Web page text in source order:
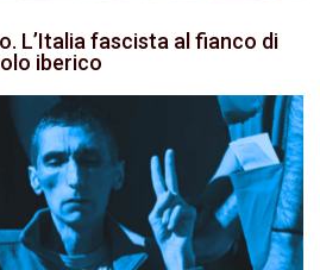
L’Italia fascista al fianco di
iberico